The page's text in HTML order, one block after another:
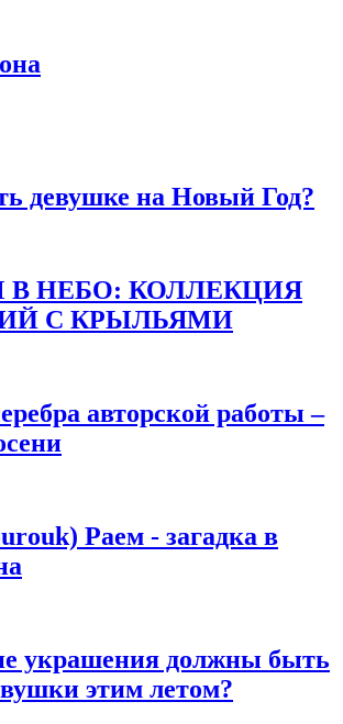
девушке на Новый Год?
В НЕБО: КОЛЛЕКЦИЯ
С КРЫЛЬЯМИ
авторской работы –
Раем - загадка в
украшения должны быть
этим летом?